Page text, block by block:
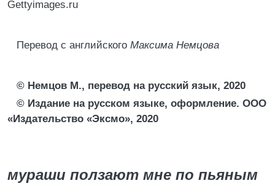
Gettyimages.ru
Перевод с английского Максима Немцова
© Немцов М., перевод на русский язык, 2020
© Издание на русском языке, оформление. ООО
«Издательство «Эксмо», 2020
мураши ползают мне по пьяным